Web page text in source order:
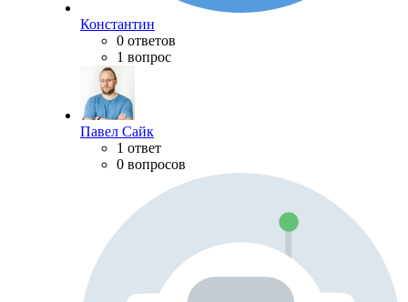
Константин
0 ответов
1 вопрос
Павел Сайк
1 ответ
0 вопросов